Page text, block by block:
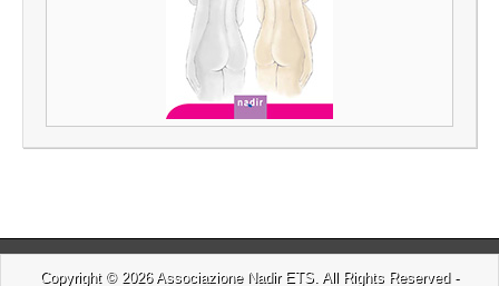
Copyright © 2026 Associazione Nadir ETS . All Rights Reserved -